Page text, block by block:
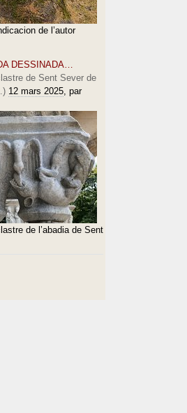
de l’autor
DESSINADA…
de Sent Sever de
12 mars 2025, par
de l’abadia de Sent